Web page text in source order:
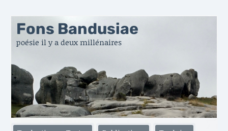
Fons Bandusiae
poésie il y a deux millénaires